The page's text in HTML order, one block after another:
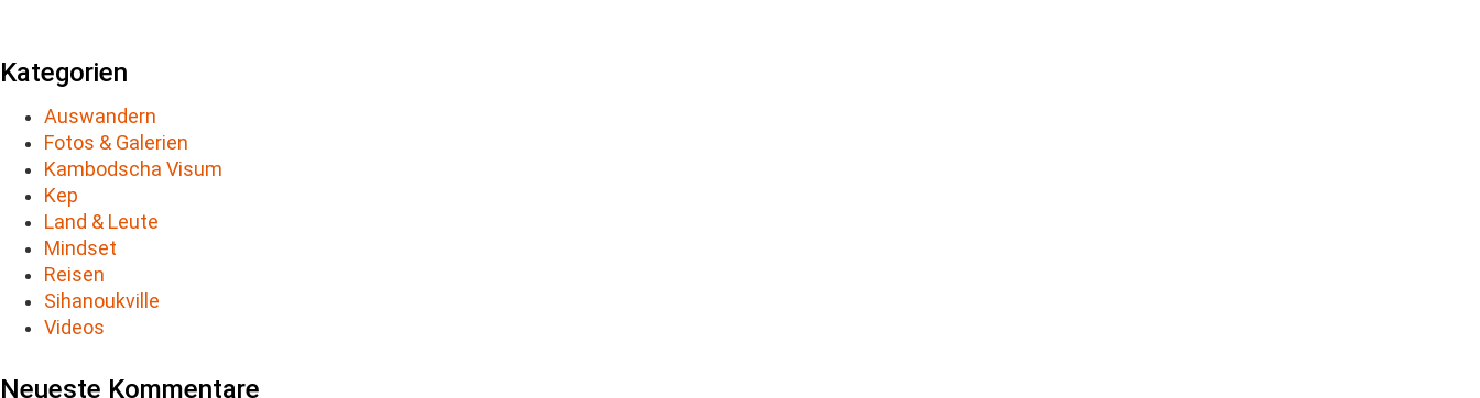
Kategorien
Auswandern
Fotos & Galerien
Kambodscha Visum
Kep
Land & Leute
Mindset
Reisen
Sihanoukville
Videos
Neueste Kommentare